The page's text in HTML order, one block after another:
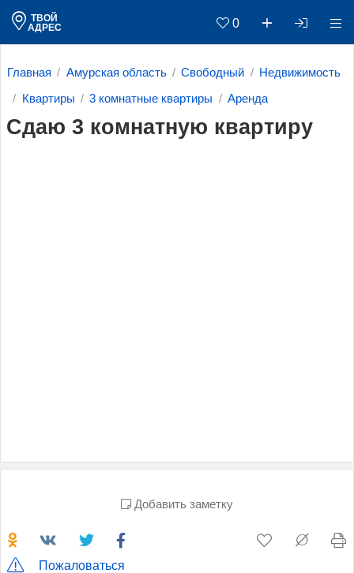
ТВОЙ
АДРЕС
0
Главная Амурская область Свободный Недвижимость
Квартиры 3 комнатные квартиры Аренда
Сдаю 3 комнатную квартиру
Добавить заметку
Пожаловаться